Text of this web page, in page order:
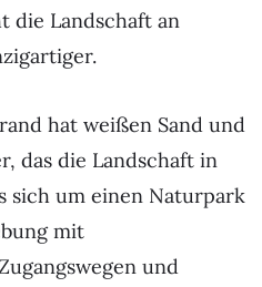
die Landschaft an
hat weißen Sand und
das die Landschaft in
sich um einen Naturpark
mit
und